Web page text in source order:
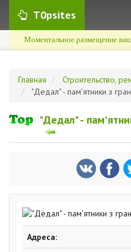
T0psites
Моментальное размещение
Главная
Строительство,
"Дедал" - пам'ятники з
"Дедал" -
Адреса: